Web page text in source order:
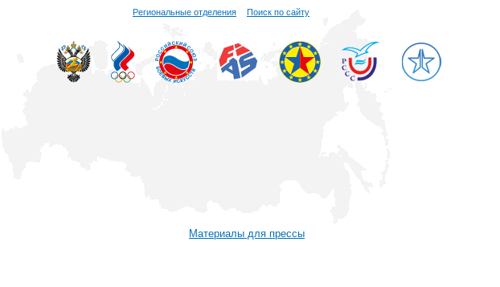
Региональные отделения Поиск по сайту
Материалы для прессы